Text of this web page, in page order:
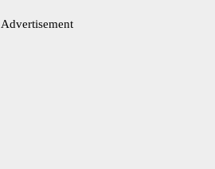
Advertisement